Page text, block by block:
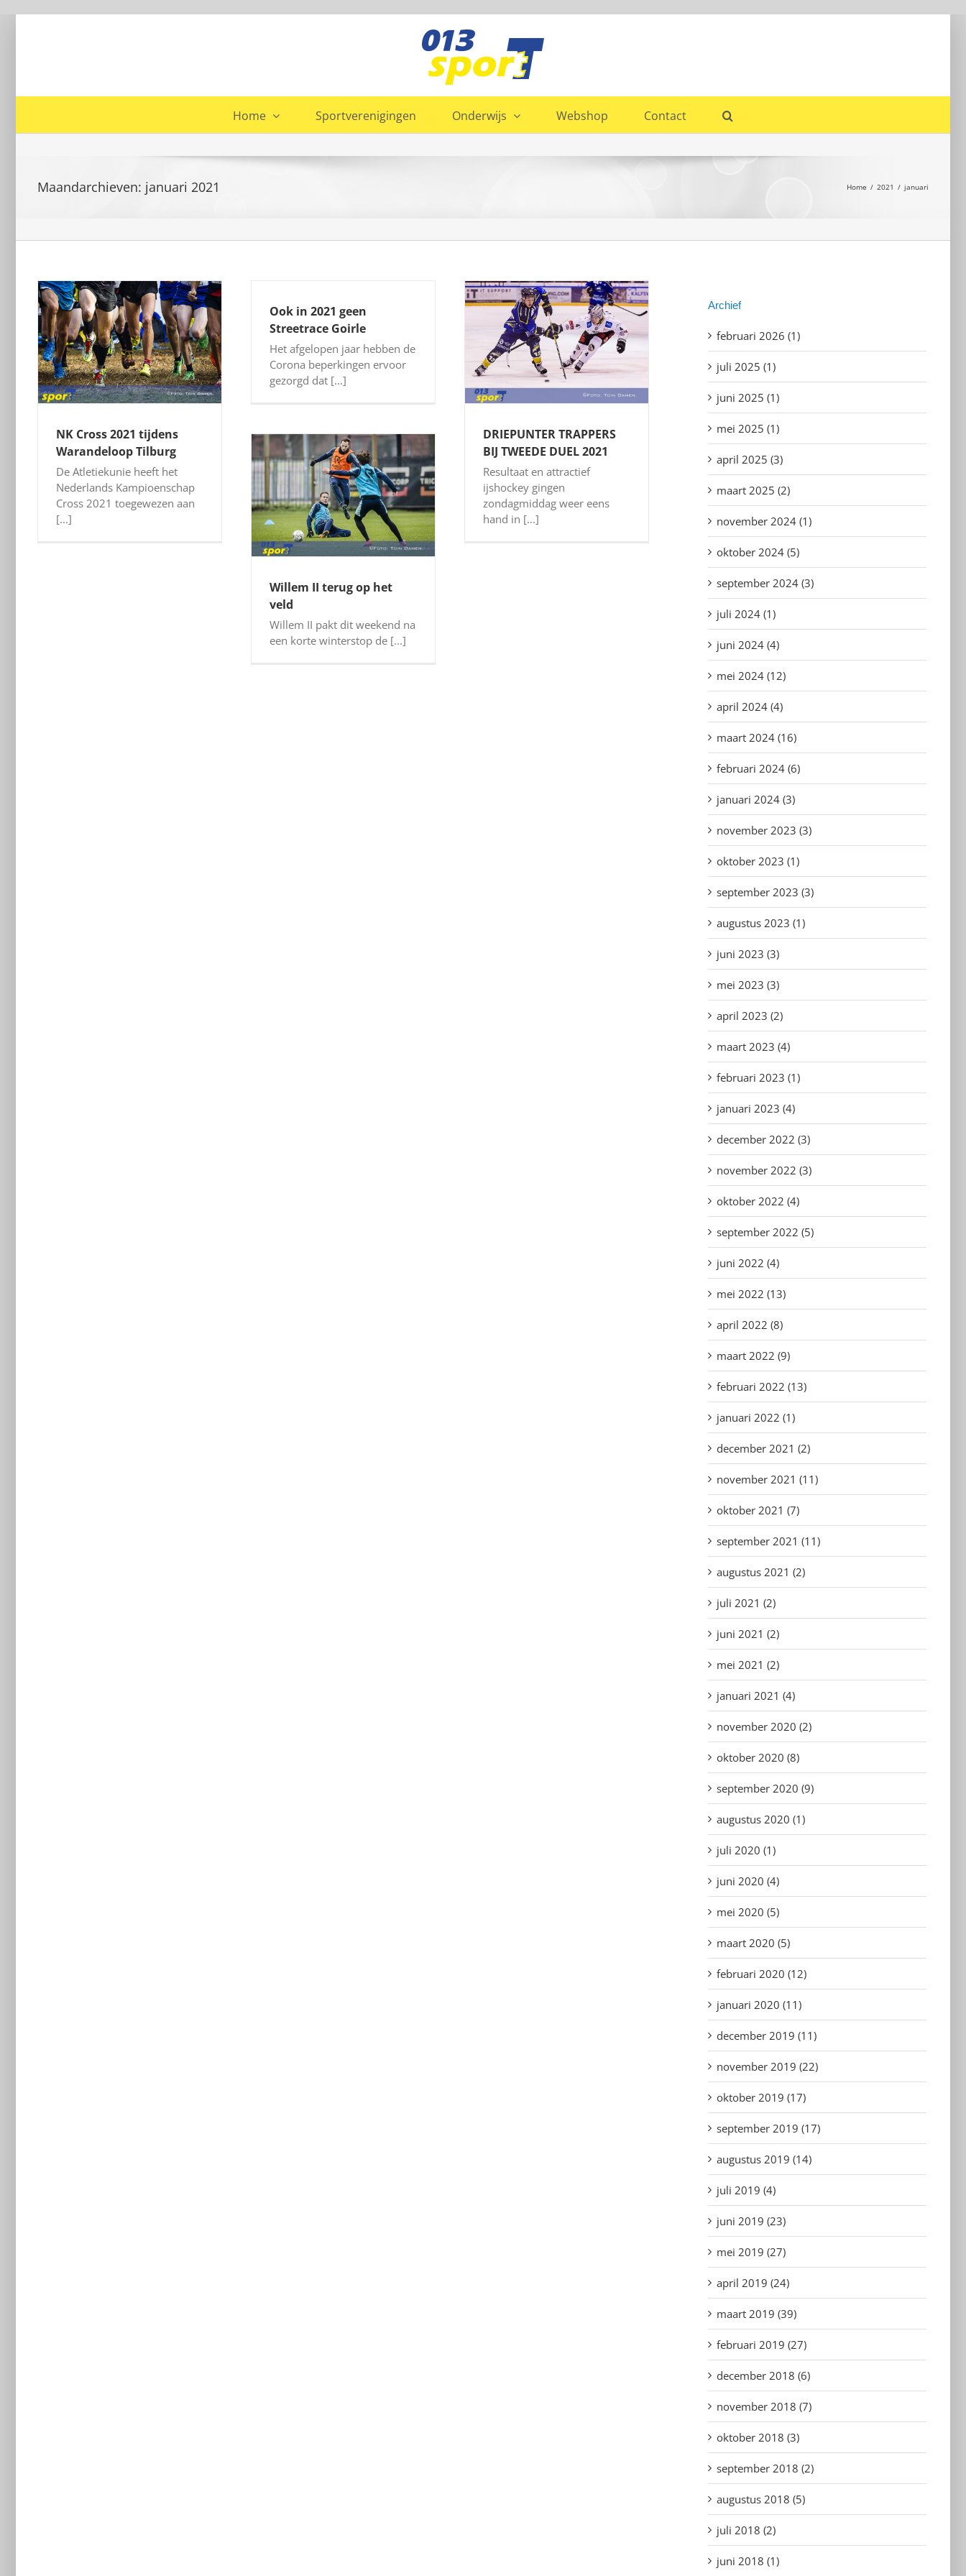
Home Sportverenigingen Onderwijs Webshop Contact
Maandarchieven: januari 2021 Home 2021 januari
NK Cross 2021 tijdens
Warandeloop Tilburg
De Atletiekunie heeft het
Nederlands Kampioenschap
Cross 2021 toegewezen aan
[...]
Ook in 2021 geen
Streetrace Goirle
Het afgelopen jaar hebben de
Corona beperkingen ervoor
gezorgd dat [...]
DRIEPUNTER TRAPPERS
BIJ TWEEDE DUEL 2021
Resultaat en attractief
ijshockey gingen
zondagmiddag weer eens
hand in [...]
Willem II terug op het
veld
Willem II pakt dit weekend na
een korte winterstop de [...]
Archief
februari 2026 (1)
juli 2025 (1)
juni 2025 (1)
mei 2025 (1)
april 2025 (3)
maart 2025 (2)
november 2024 (1)
oktober 2024 (5)
september 2024 (3)
juli 2024 (1)
juni 2024 (4)
mei 2024 (12)
april 2024 (4)
maart 2024 (16)
februari 2024 (6)
januari 2024 (3)
november 2023 (3)
oktober 2023 (1)
september 2023 (3)
augustus 2023 (1)
juni 2023 (3)
mei 2023 (3)
april 2023 (2)
maart 2023 (4)
februari 2023 (1)
januari 2023 (4)
december 2022 (3)
november 2022 (3)
oktober 2022 (4)
september 2022 (5)
juni 2022 (4)
mei 2022 (13)
april 2022 (8)
maart 2022 (9)
februari 2022 (13)
januari 2022 (1)
december 2021 (2)
november 2021 (11)
oktober 2021 (7)
september 2021 (11)
augustus 2021 (2)
juli 2021 (2)
juni 2021 (2)
mei 2021 (2)
januari 2021 (4)
november 2020 (2)
oktober 2020 (8)
september 2020 (9)
augustus 2020 (1)
juli 2020 (1)
juni 2020 (4)
mei 2020 (5)
maart 2020 (5)
februari 2020 (12)
januari 2020 (11)
december 2019 (11)
november 2019 (22)
oktober 2019 (17)
september 2019 (17)
augustus 2019 (14)
juli 2019 (4)
juni 2019 (23)
mei 2019 (27)
april 2019 (24)
maart 2019 (39)
februari 2019 (27)
december 2018 (6)
november 2018 (7)
oktober 2018 (3)
september 2018 (2)
augustus 2018 (5)
juli 2018 (2)
juni 2018 (1)